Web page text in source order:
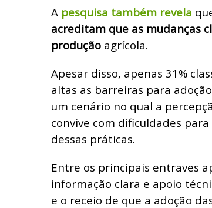
A pesquisa também revela
acreditam que as mudanças
produção agrícola.
Apesar disso, apenas 31%
altas as barreiras para
um cenário no qual a
convive com dificuldades
dessas práticas.
Entre os principais entraves
informação clara e apoio
e o receio de que a adoção